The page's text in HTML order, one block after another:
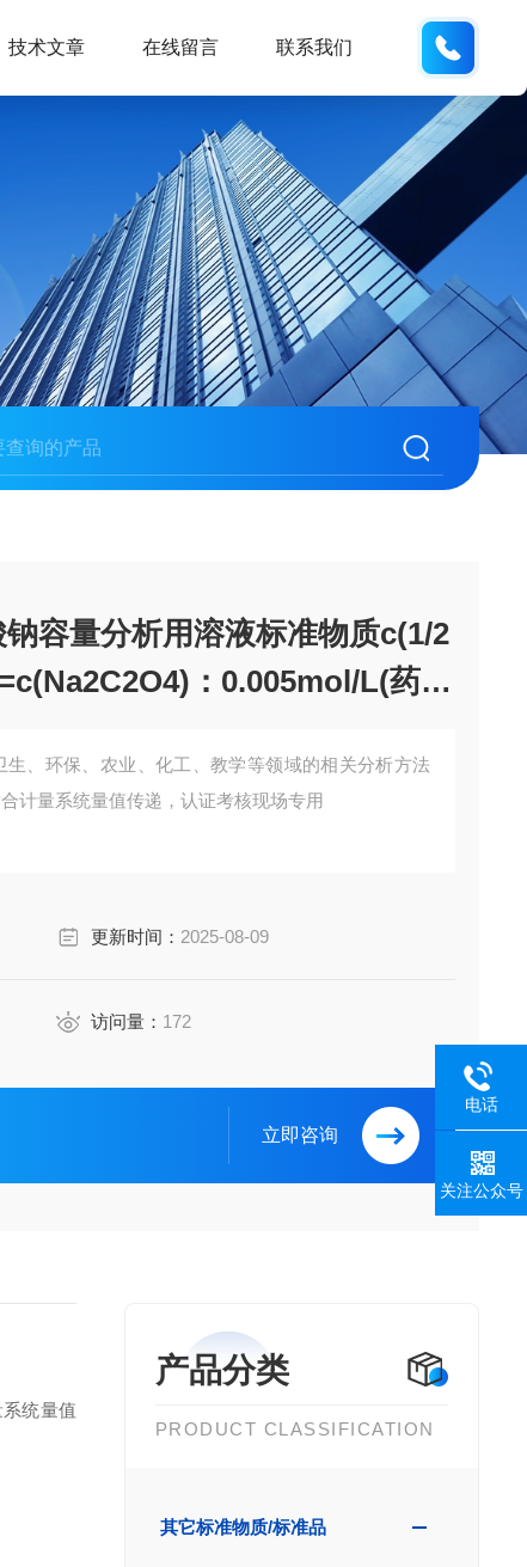
技术文章 在线留言 联系我们
容量分析用溶液标准物质c(1/2
：0.005mol/L(药典
、环保、农业、化工、教学等领域的相关分析方法
计量系统量值传递，认证考核现场专用
更新时间： 2025-08-09
访问量： 172
立即咨询
产品分类
PRODUCT CLASSIFICATION
其它标准物质/标准品
统量值
电话
关注公众号